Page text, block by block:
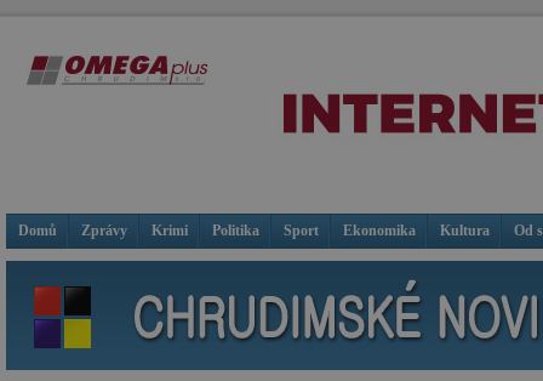
Domů Zprávy Krimi Politika Sport Ekonomika Kultura Od